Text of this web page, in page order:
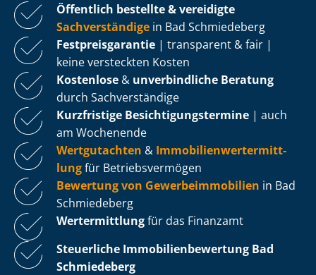
Öffentlich bestellte & vereidigte
Sachverständige in Bad Schmiedeberg
Fest­preis­ga­ran­tie | transparent & fair |
keine versteckten Kosten
Kostenlose & unverbindliche Beratung
durch Sachverständige
Kurzfristige Be­sich­ti­gungs­ter­mi­ne | auch
am Wochenende
Wertgutachten & Im­mo­bi­li­en­wert­ermitt­
lungfür Be­triebs­ver­mö­gen
Bewertung von Ge­wer­be­im­mo­bi­li­en in Bad
Schmiedeberg
Wertermittlungfür das Finanzamt
Steuerliche Im­mo­bi­li­en­be­wer­tung Bad
Schmiedeberg